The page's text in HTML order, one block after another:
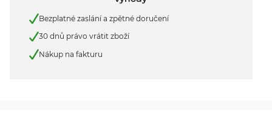
Bezplatné zaslání a zpětné doručení
30 dnů právo vrátit zboží
Nákup na fakturu